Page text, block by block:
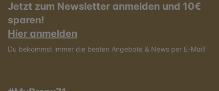
Jetzt zum Newsletter anmelden und 10€
sparen!
Hier anmelden
Du bekommst immer die besten Angebote & News per E-Mail!